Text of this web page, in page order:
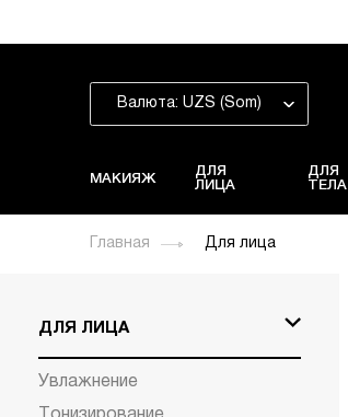
Валюта: UZS (Som)
МАКИЯЖ
ДЛЯ
ЛИЦА
ДЛЯ
ТЕЛА
Главная Для лица
ДЛЯ ЛИЦА
Увлажнение